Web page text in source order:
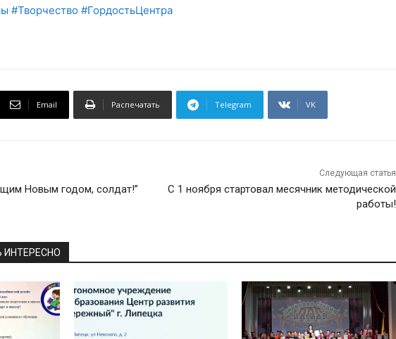
#Творчество #ГордостьЦентра
Email Распечатать Telegram VK
Новым годом, солдат!”
Следующая статья
С 1 ноября стартовал месячник методической
работы!